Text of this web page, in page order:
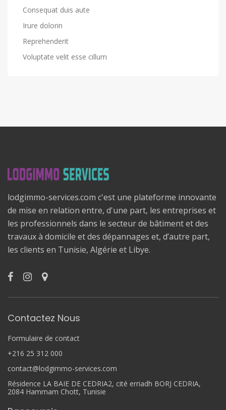
Consequat duis aute
Irure dolorin
Reprehenderit
Voluptate velit esse cillum
lodgimmo-services.com c'est une plateforme innovante
de mise en relation entre, d'une part, les entreprises et
les professionnels dans le secteur de bâtiment et des
travaux à domicile et des dépannages et, d’autre part,
les clients en Tunisie, Algérie et Libye.
Contactez Nous
Formulaire de contact
+216 25 312 000
contact@lodgimmo-services.com
Résidence LA BAIE DE CEDRIA2, cité erriadh BORJ CEDRIA,
2084 Hammam Chott, Tunisie